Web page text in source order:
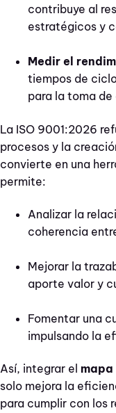
contribuye al
estratégicos y
Medir el
tiempos de
para la toma
La ISO 9001:2026
procesos y la
convierte en una
permite:
Analizar la
coherencia
Mejorar la
aporte valor y
Fomentar una
impulsando la
Así, integrar el
solo mejora la
para cumplir con los